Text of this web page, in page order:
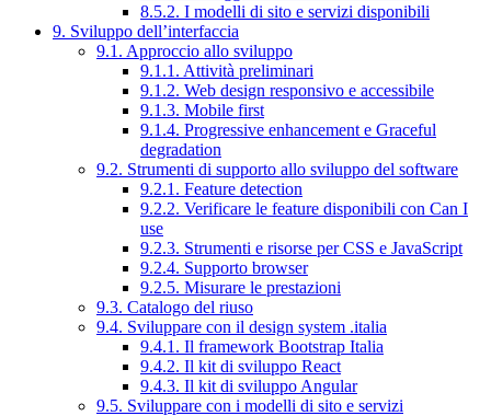
8.5.2. I modelli di sito e servizi disponibili
9. Sviluppo dell’interfaccia
9.1. Approccio allo sviluppo
9.1.1. Attività preliminari
9.1.2. Web design responsivo e accessibile
9.1.3. Mobile first
9.1.4. Progressive enhancement e Graceful
degradation
9.2. Strumenti di supporto allo sviluppo del software
9.2.1. Feature detection
9.2.2. Verificare le feature disponibili con Can I
use
9.2.3. Strumenti e risorse per CSS e JavaScript
9.2.4. Supporto browser
9.2.5. Misurare le prestazioni
9.3. Catalogo del riuso
9.4. Sviluppare con il design system .italia
9.4.1. Il framework Bootstrap Italia
9.4.2. Il kit di sviluppo React
9.4.3. Il kit di sviluppo Angular
9.5. Sviluppare con i modelli di sito e servizi